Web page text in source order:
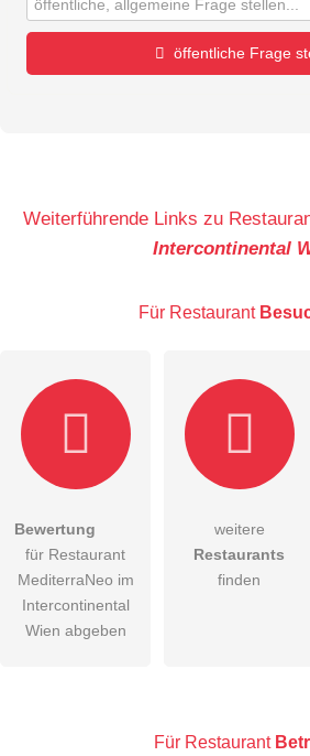
öffentliche Frage
Die Datenschutzerklärunghabe ich zur
öffentliche Frage stellen
Restaurant-Eintrag zu stellen.
Weiterführende Links zu
Intercontinental
Für Restaurant
Bewertung
für Restaurant
MediterraNeo im
Intercontinental
Wien abgeben
weitere
Restaurants
finden
Für Restaurant